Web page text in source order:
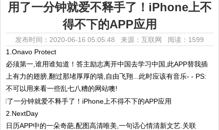
用了一分钟就爱不释手了！iPhone上不
得不下的APP应用
发布时间：2020-06-16 05:05:48 来源：互联网 阅读：1599
1.Onavo Protect
必须第一,谁用谁知道！答主励志离开中国去学习中国,此APP替我插
上有力的翅膀,翻过那堵厚厚的墙,自由飞翔...此时应该有音乐- - PS:
不可以用来看一些乱七八糟的网站噢!
2.NextDay
日历APP中的一朵奇葩,配图高清唯美,一句话心情清新文艺.关联